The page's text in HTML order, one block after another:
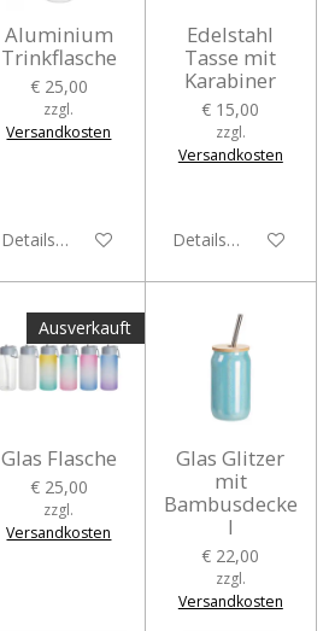
Aluminium
Trinkflasche
€ 25,00
zzgl.
Versandkosten
Details anzeigen
Edelstahl
Tasse mit
Karabiner
€ 15,00
zzgl.
Versandkosten
Details anzeigen
Ausverkauft
Glas Flasche
€ 25,00
zzgl.
Versandkosten
Glas Glitzer
mit
Bambusdecke
l
€ 22,00
zzgl.
Versandkosten